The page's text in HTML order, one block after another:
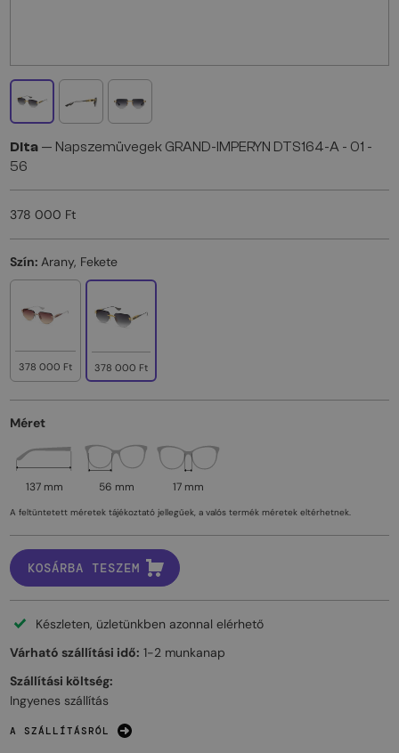
Dita — Napszemüvegek GRAND-IMPERYN DTS164-A - 01 -
56
378 000 Ft
Szín: Arany, Fekete
378 000 Ft 378 000 Ft
Méret
137 mm 56 mm 17 mm
A feltüntetett méretek tájékoztató jellegűek, a valós termék méretek eltérhetnek.
KOSÁRBA TESZEM
Készleten, üzletünkben azonnal elérhető
Várható szállítási idő: 1-2 munkanap
Szállítási költség:
Ingyenes szállítás
A SZÁLLÍTÁSRÓL